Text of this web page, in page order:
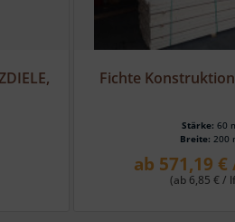
Fichte
Stärke: 60
Breite: 200
ab 571,19
(ab 6,85 € /